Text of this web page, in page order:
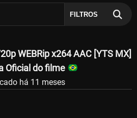
FILTROS
WEBRip x264 AAC [YTS MX]
Oficial do filme
há 11 meses